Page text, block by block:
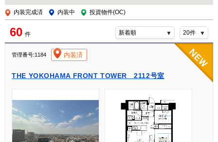
内装完成済 内装中 投資物件(OC)
60 件
管理番号:1184 内装済
THE YOKOHAMA FRONT TOWER 2112号室
[004]